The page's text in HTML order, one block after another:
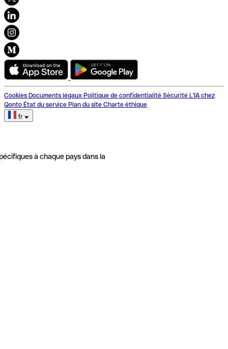
Cookies Documents légaux Politique de confidentialité Sécurité L'IA chez
Qonto État du service Plan du site Charte éthique
fr
à chaque pays dans la